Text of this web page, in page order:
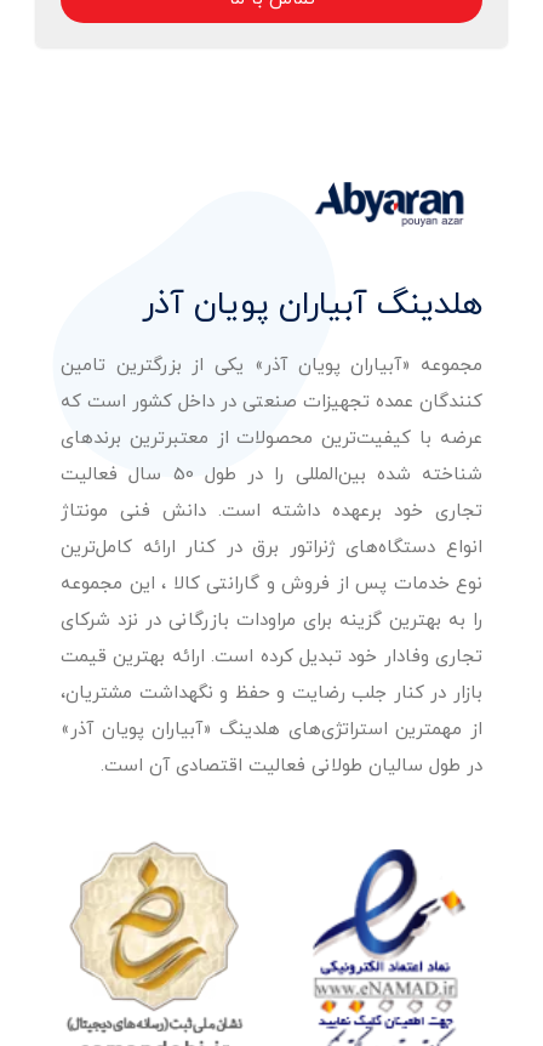
هلدینگ آبیاران پویان آذر
مجموعه «آبیاران پویان آذر» یکی از بزرگترین تامین
کنندگان عمده تجهیزات صنعتی در داخل کشور است که
عرضه با کیفیت‌ترین محصولات از معتبرترین برندهای
شناخته شده بین‌المللی را در طول 50 سال فعالیت
تجاری خود برعهده داشته است. دانش فنی مونتاژ
انواع دستگاه‌های ژنراتور برق در کنار ارائه کامل‌ترین
نوع خدمات پس از فروش و گارانتی کالا ، این مجموعه
را به بهترین گزینه برای مراودات بازرگانی در نزد شرکای
تجاری وفادار خود تبدیل کرده است. ارائه بهترین قیمت
بازار در کنار جلب رضایت و حفظ و نگهداشت مشتریان،
از مهمترین استراتژی‌های هلدینگ «آبیاران پویان آذر»
در طول سالیان طولانی فعالیت اقتصادی آن است.